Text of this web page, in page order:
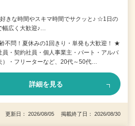
きな時間やスキマ時間でサクッと♪ ☆1日の
幅広く大歓迎♪…
不問！夏休みの1回きり・単発も大歓迎！ ★
員・契約社員・個人事業主・パート・アルバ
）・フリーターなど、20代～50代…
詳細を見る
更新日： 2026/08/05 掲載終了日： 2026/08/30